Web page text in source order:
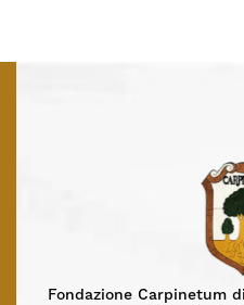
Fondazione Carpinetum